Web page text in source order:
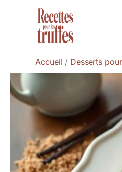
Accueil Desserts